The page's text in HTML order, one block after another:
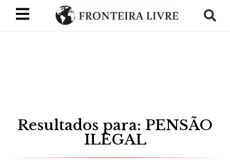
Resultados para: PENSÃO
ILEGAL